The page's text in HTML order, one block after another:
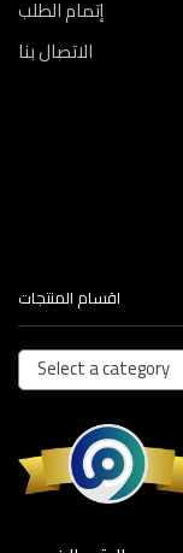
إتمام الطلب
الاتصال بنا
اقسام المنتجات
Select a category